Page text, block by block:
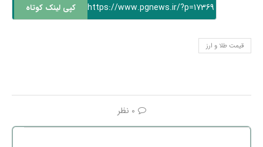
https://www.pgnews.ir/?p=17369 کپی لینک کوتاه
قیمت طلا و ارز
0 نظر